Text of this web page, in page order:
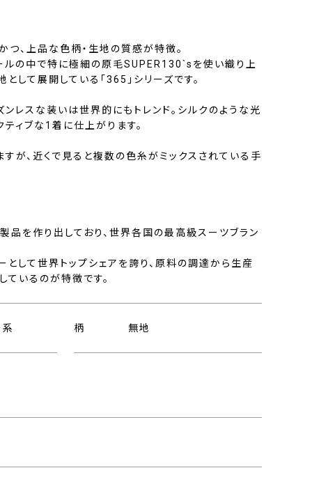
、上品な色柄・生地の質感が特徴。
ルの中で特に極細の原毛SUPER130`sを使い織り上
して展開している「365」シリーズです。
レスな装いは世界的にもトレンド。シルクのような光
ィブな1着に仕上がります。
が、近くで見ると複数の色糸がミックスされている手
品を作り出しており、世界各国の最高級スーツブラン
して世界トップシェアを誇り、原料の調達から生産
いるのが特徴です。
系 柄 無地